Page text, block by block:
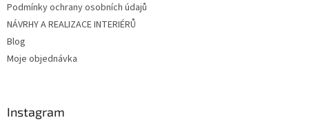
Podmínky ochrany osobních údajů
NÁVRHY A REALIZACE INTERIÉRŮ
Blog
Moje objednávka
Instagram